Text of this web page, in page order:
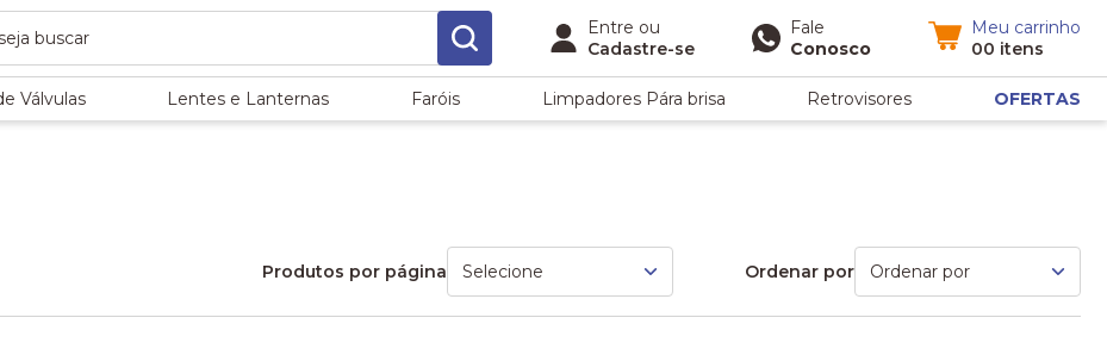
Entre ou
Cadastre-se
Fale
Conosco
Meu carrinho
00 itens
Válvulas Lentes e Lanternas Faróis Limpadores Pára brisa Retrovisores OFERTAS
Produtos por página Ordenar por